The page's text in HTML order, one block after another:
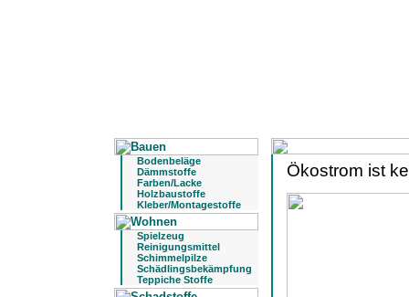
Bodenbeläge
Dämmstoffe
Farben/Lacke
Holzbaustoffe
Kleber/Montagestoffe
Spielzeug
Reinigungsmittel
Schimmelpilze
Schädlingsbekämpfung
Teppiche Stoffe
Ökostrom ist